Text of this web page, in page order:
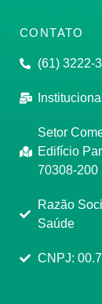
CONTATO
(61) 3222-
Setor
Edifício
70308-200
Razão
Saúde
CNPJ: